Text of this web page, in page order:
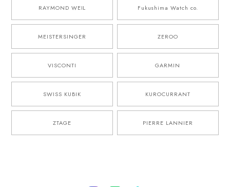
RAYMOND WEIL Fukushima Watch co.
MEISTERSINGER ZEROO
VISCONTI GARMIN
SWISS KUBIK KUROCURRANT
ZTAGE PIERRE LANNIER